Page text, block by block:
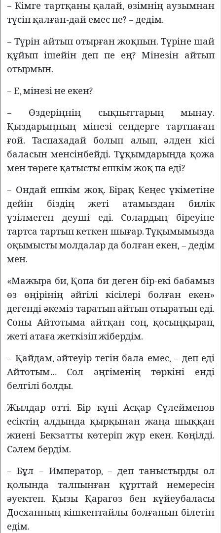
– Кімге тартқаны қалай, өзімнің аузымнан
түсіп қалған-дай емес пе? – дедім.
– Түрін айтып отырған жоқпын. Түріне шай
құйып ішейін деп пе ең? Мінезін айтып
отырмын.
– Е, мінезі не екен?
– Өздеріңнің сықпыттарың мынау.
Қыздарыңның мінезі сендерге тартпаған
ғой. Таспахадай болып алып, әлден кісі
баласын менсінбейді. Тұқымдарыңда қожа
мен төреге қатысты ешкім жоқ па еді?
– Ондай ешкім жоқ. Бірақ Кеңес үкіметіне
дейін біздің жеті атамыздан билік
үзілмеген деуші еді. Солардың біреуіне
тартса тартып кеткен шығар. Тұқымымызда
оқымысты молдалар да болған екен, – дедім
мен.
«Мажыра би, Қопа би деген бір-екі бабамыз
өз өңірінің әйгілі кісілері болған екен»
дегенді әкеміз таратып айтып отыратын еді.
Соны Айтотыма айтқан соң, қосыңқырап,
жеті атаға жеткізіп жібердім.
– Қайдам, әйтеуір тегін бала емес, – деп еді
Айтотым… Сол әңгіменің төркіні енді
белгілі болды.
Жылдар өтті. Бір күні Асқар Сүлейменов
есіктің алдында қырқынан жаңа шыққан
жиені Бекзатты көтеріп жүр екен. Көңілді.
Сәлем бердім.
– Бұл – Император, – деп таныстырды ол
қолында талпынған құрттай немересін
әуектеп. Қызы Қарагөз бен күйеубаласы
Досханның кішкентайлы болғанын білетін
едім.